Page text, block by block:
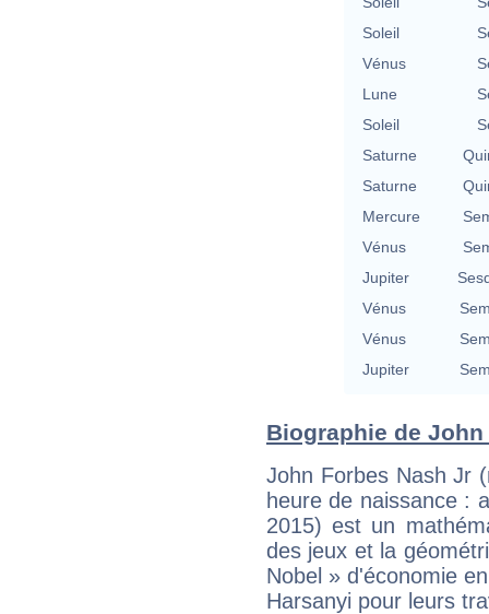
Soleil
Vénus
Lune
Soleil
Saturne
Saturne
Mercure
Vénus
Jupiter
Vénus
Vénus
Jupiter
Biographie de
John Forbes Nash Jr
heure de naissance :
2015) est un
des jeux et la
Nobel » d'économie
Harsanyi pour leurs